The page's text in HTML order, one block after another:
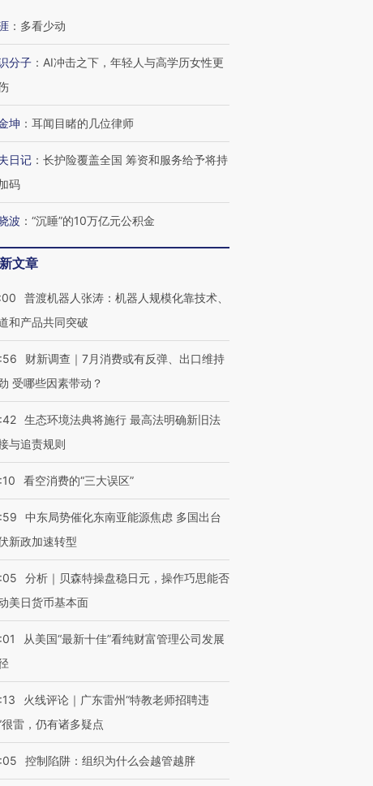
： 多看少动
分子 ： AI冲击之下，年轻人与高学历女性更
坤 ： 耳闻目睹的几位律师
日记 ： 长护险覆盖全国 筹资和服务给予将持
码
波 ： “沉睡”的10万亿元公积金
文章
普渡机器人张涛：机器人规模化靠技术、
和产品共同突破
财新调查｜7月消费或有反弹、出口维持
受哪些因素带动？
生态环境法典将施行 最高法明确新旧法
与追责规则
看空消费的“三大误区”
中东局势催化东南亚能源焦虑 多国出台
新政加速转型
分析｜贝森特操盘稳日元，操作巧思能否
美日货币基本面
从美国“最新十佳”看纯财富管理公司发展
火线评论｜广东雷州“特教老师招聘违
很雷，仍有诸多疑点
控制陷阱：组织为什么会越管越胖